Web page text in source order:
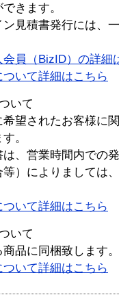
きます。
見積書発行には、
会員（BizID）の詳細
ついて詳細はこちら
いて
希望されたお客様に
。
は、営業時間内での
等）によりましては
いて詳細はこちら
いて
商品に同梱致します。
いて詳細はこちら